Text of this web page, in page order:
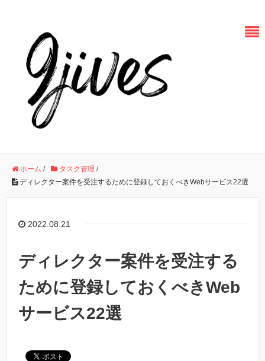
ホーム / タスク管理 /
ディレクター案件を受注するために登録しておくべきWebサービス22選
2022.08.21
ディレクター案件を受注する
ために登録しておくべきWeb
サービス22選